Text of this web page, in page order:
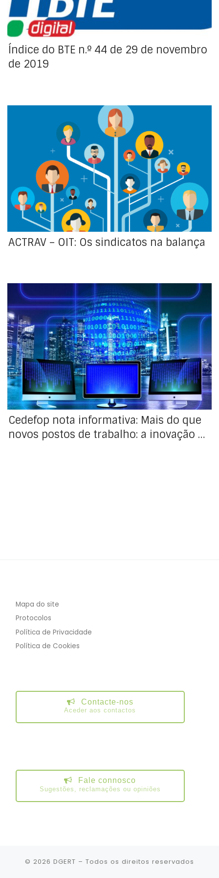
Índice do BTE n.º 44 de 29 de novembro
de 2019
ACTRAV – OIT: Os sindicatos na balança-pesquisa
sobre o estado atual das organizações sindicais pelo
mundo
ACTRAV – OIT: Os sindicatos na balança
Cedefop nota informativa: Mais do que novos postos
de trabalho: a inovação digital
Cedefop nota informativa: Mais do que
novos postos de trabalho: a inovação …
Mapa do site
Protocolos
Política de Privacidade
Política de Cookies
Contacte-nos
Aceder aos contactos
Fale connosco
Sugestões, reclamações ou opiniões
© 2026 DGERT – Todos os direitos reservados